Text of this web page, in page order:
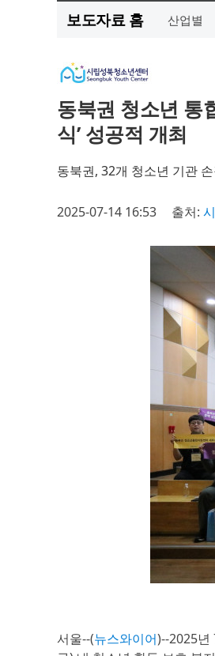
보도자료 홈 산업별
동북권 청소년 통
식’ 성공적 개최
동북권, 32개 청소년 기관
2025-07-14 16:53 출처:
서울--(뉴스와이어)--2025년